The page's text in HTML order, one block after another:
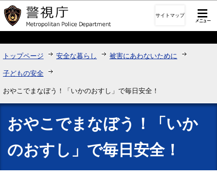
このページの本文へ移動
サイトマップ
トップページ 安全な暮らし 被害にあわないために
子どもの安全
おやこでまなぼう！「いかのおすし」で毎日安全！
おやこでまなぼう！「いか
のおすし」で毎日安全！